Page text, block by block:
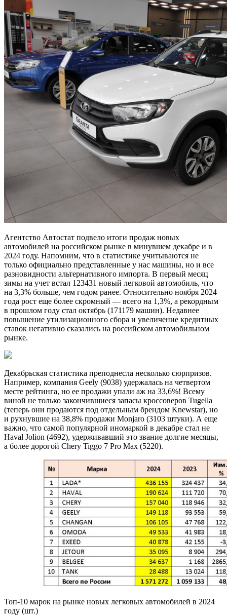
Агентство Автостат подвело итоги продаж новых
автомобилей на российском рынке в минувшем декабре и в
2024 году. Напомним, что в статистике учитываются не
только официально представленные у нас машины, но и все
разновидности альтернативного импорта. В первый месяц
зимы на учет встал 123431 новый легковой автомобиль, что
на 3,3% больше, чем годом ранее. Относительно ноября 2024
года рост еще более скромный — всего на 1,3%, а рекордным
в прошлом году стал октябрь (171179 машин). Недавнее
повышение утилизационного сбора и увеличение кредитных
ставок негативно сказались на российском автомобильном
рынке.
Декабрьская статистика преподнесла несколько сюрпризов.
Например, компания Geely (9038) удержалась на четвертом
месте рейтинга, но ее продажи упали аж на 33,6%! Всему
виной не только закончившиеся запасы кроссоверов Tugella
(теперь они продаются под отдельным брендом Knewstar), но
и рухнувшие на 38,8% продажи Monjaro (3103 штуки). А еще
важно, что самой популярной иномаркой в декабре стал не
Haval Jolion (4692), удерживавший это звание долгие месяцы,
а более дорогой Chery Tiggo 7 Pro Max (5220).
Топ-10 марок на рынке новых легковых автомобилей в 2024
году (шт.)